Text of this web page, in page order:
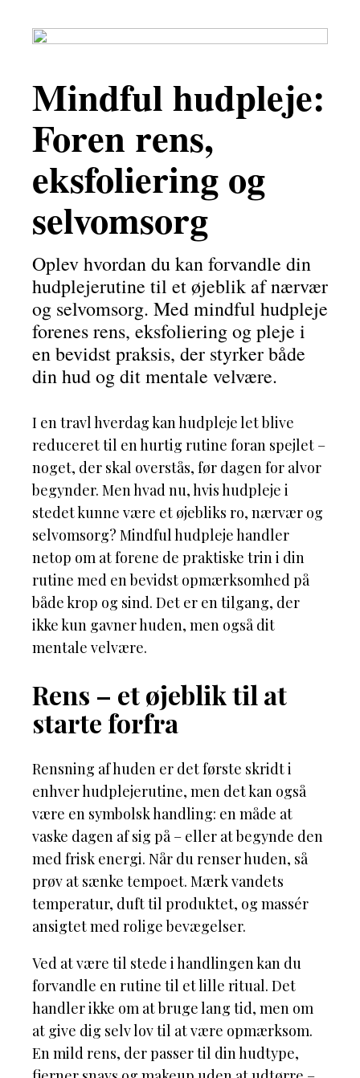
Mindful hudpleje:
Foren rens,
eksfoliering og
selvomsorg
Oplev hvordan du kan forvandle din
hudplejerutine til et øjeblik af nærvær
og selvomsorg. Med mindful hudpleje
forenes rens, eksfoliering og pleje i
en bevidst praksis, der styrker både
din hud og dit mentale velvære.
I en travl hverdag kan hudpleje let blive
reduceret til en hurtig rutine foran spejlet –
noget, der skal overstås, før dagen for alvor
begynder. Men hvad nu, hvis hudpleje i
stedet kunne være et øjebliks ro, nærvær og
selvomsorg? Mindful hudpleje handler
netop om at forene de praktiske trin i din
rutine med en bevidst opmærksomhed på
både krop og sind. Det er en tilgang, der
ikke kun gavner huden, men også dit
mentale velvære.
Rens – et øjeblik til at
starte forfra
Rensning af huden er det første skridt i
enhver hudplejerutine, men det kan også
være en symbolsk handling: en måde at
vaske dagen af sig på – eller at begynde den
med frisk energi. Når du renser huden, så
prøv at sænke tempoet. Mærk vandets
temperatur, duft til produktet, og massér
ansigtet med rolige bevægelser.
Ved at være til stede i handlingen kan du
forvandle en rutine til et lille ritual. Det
handler ikke om at bruge lang tid, men om
at give dig selv lov til at være opmærksom.
En mild rens, der passer til din hudtype,